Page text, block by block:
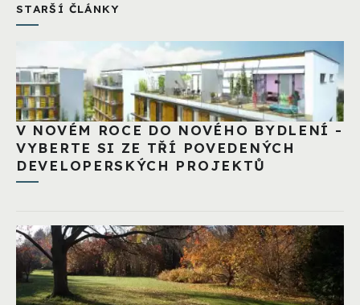
STARŠÍ ČLÁNKY
V NOVÉM ROCE DO NOVÉHO BYDLENÍ -
VYBERTE SI ZE TŘÍ POVEDENÝCH
DEVELOPERSKÝCH PROJEKTŮ